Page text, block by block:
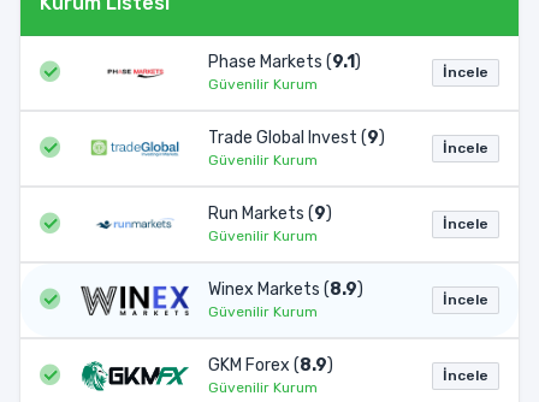
Phase Markets (9.1)
Güvenilir Kurum
İncele
Trade Global Invest (9)
Güvenilir Kurum
İncele
Run Markets (9)
Güvenilir Kurum
İncele
Winex Markets (8.9)
Güvenilir Kurum
İncele
GKM Forex (8.9)
Güvenilir Kurum
İncele